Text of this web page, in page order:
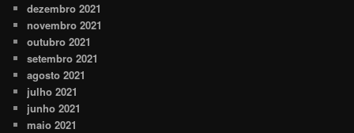
dezembro 2021
novembro 2021
outubro 2021
setembro 2021
agosto 2021
julho 2021
junho 2021
maio 2021